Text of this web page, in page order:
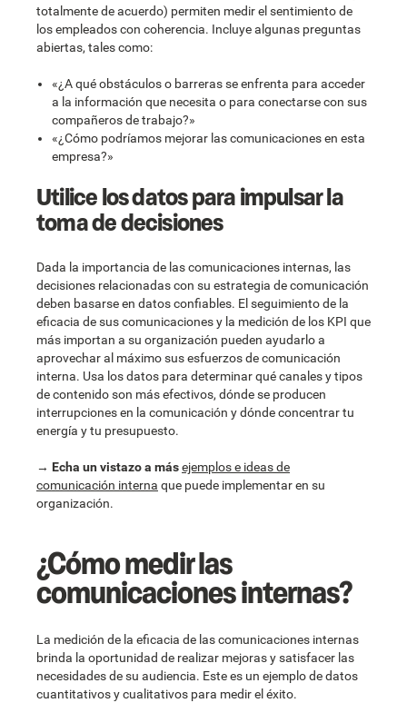
totalmente de acuerdo) permiten medir el sentimiento de
los empleados con coherencia. Incluye algunas preguntas
abiertas, tales como:
«¿A qué obstáculos o barreras se enfrenta para acceder
a la información que necesita o para conectarse con sus
compañeros de trabajo?»
«¿Cómo podríamos mejorar las comunicaciones en esta
empresa?»
Utilice los datos para impulsar la
toma de decisiones
Dada la importancia de las comunicaciones internas, las
decisiones relacionadas con su estrategia de comunicación
deben basarse en datos confiables. El seguimiento de la
eficacia de sus comunicaciones y la medición de los KPI que
más importan a su organización pueden ayudarlo a
aprovechar al máximo sus esfuerzos de comunicación
interna. Usa los datos para determinar qué canales y tipos
de contenido son más efectivos, dónde se producen
interrupciones en la comunicación y dónde concentrar tu
energía y tu presupuesto.
→ Echa un vistazo a másejemplos e ideas de
comunicación interna que puede implementar en su
organización.
¿Cómo medir las
comunicaciones internas?
La medición de la eficacia de las comunicaciones internas
brinda la oportunidad de realizar mejoras y satisfacer las
necesidades de su audiencia. Este es un ejemplo de datos
cuantitativos y cualitativos para medir el éxito.